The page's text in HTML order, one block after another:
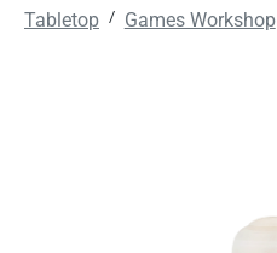
Tabletop / Games Workshop